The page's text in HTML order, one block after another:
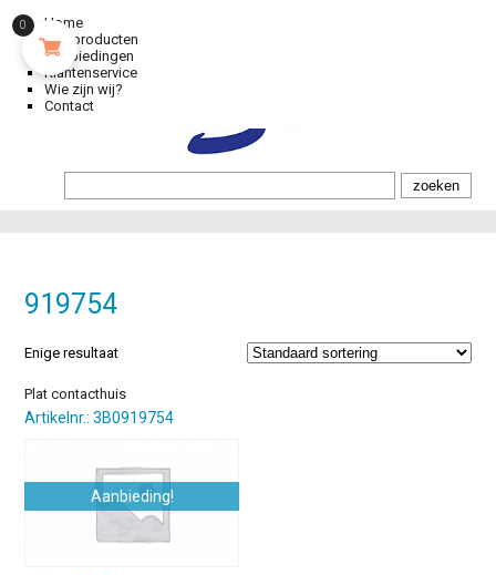
Home
Alle producten
Aanbiedingen
Klantenservice
Wie zijn wij?
Contact
919754
Enige resultaat
Plat contacthuis
Artikelnr.: 3B0919754
Aanbieding!
0